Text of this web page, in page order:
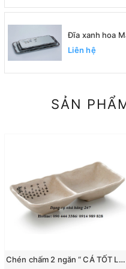
Đĩa xanh hoa
Liên hệ
SẢN
Chén chấm 2 ngăn “ CÁ TỐT LÀNH”: 167